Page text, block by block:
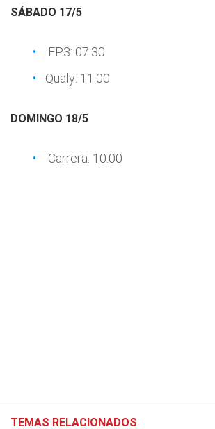
SÁBADO 17/5
FP3: 07.30
Qualy: 11.00
DOMINGO 18/5
Carrera: 10.00
TEMAS RELACIONADOS